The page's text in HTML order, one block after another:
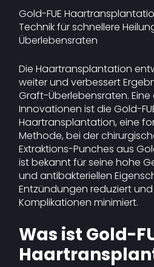
Gold-FUE
Technik für schnellere
Überlebensraten
Die Haartransplantation
weiter und verbessert
Graft-Überlebensraten.
Innovationen ist die Gold-
Haartransplantation, eine
Methode, bei der
Extraktions-Punches aus
ist bekannt für seine hohe
und antibakteriellen
Entzündungen reduziert und
Komplikationen minimiert.
Was ist Gold-